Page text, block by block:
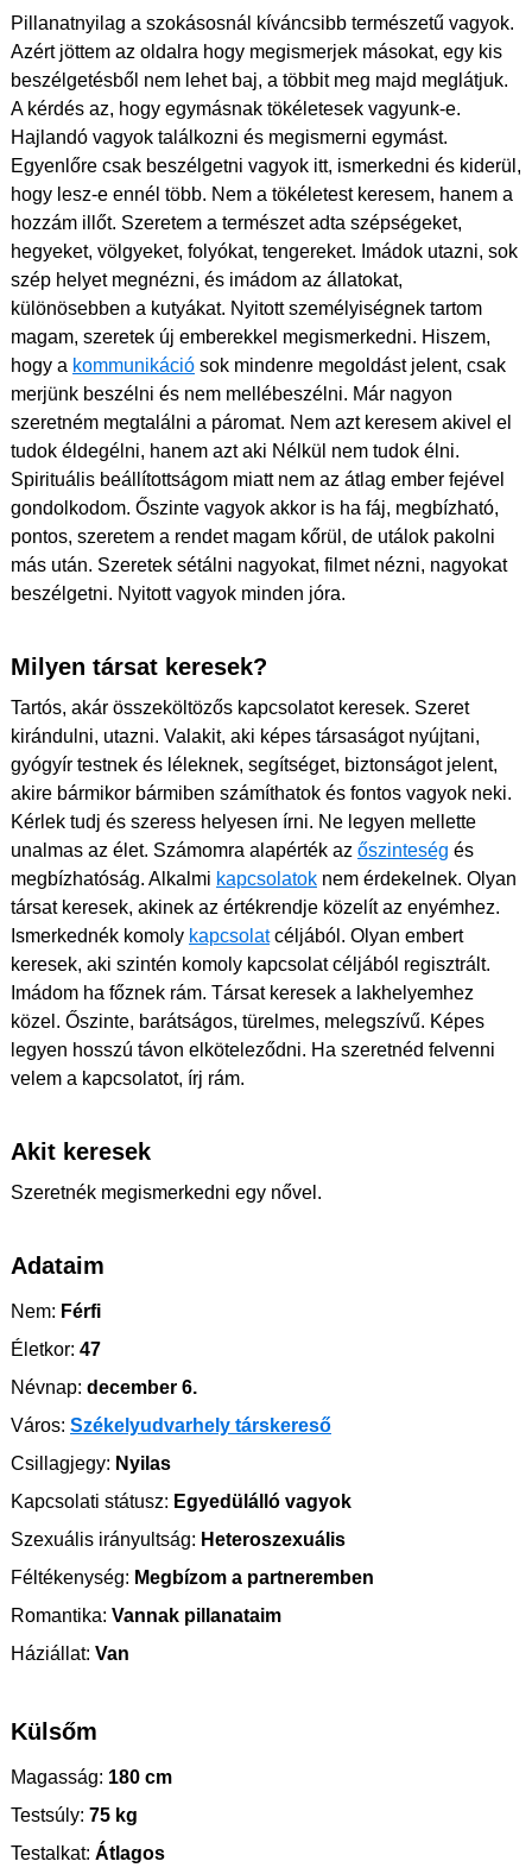
Pillanatnyilag a szokásosnál kíváncsibb természetű vagyok.
Azért jöttem az oldalra hogy megismerjek másokat, egy kis
beszélgetésből nem lehet baj, a többit meg majd meglátjuk.
A kérdés az, hogy egymásnak tökéletesek vagyunk-e.
Hajlandó vagyok találkozni és megismerni egymást.
Egyenlőre csak beszélgetni vagyok itt, ismerkedni és kiderül,
hogy lesz-e ennél több. Nem a tökéletest keresem, hanem a
hozzám illőt. Szeretem a természet adta szépségeket,
hegyeket, völgyeket, folyókat, tengereket. Imádok utazni, sok
szép helyet megnézni, és imádom az állatokat,
különösebben a kutyákat. Nyitott személyiségnek tartom
magam, szeretek új emberekkel megismerkedni. Hiszem,
hogy a kommunikáció sok mindenre megoldást jelent, csak
merjünk beszélni és nem mellébeszélni. Már nagyon
szeretném megtalálni a páromat. Nem azt keresem akivel el
tudok éldegélni, hanem azt aki Nélkül nem tudok élni.
Spirituális beállítottságom miatt nem az átlag ember fejével
gondolkodom. Őszinte vagyok akkor is ha fáj, megbízható,
pontos, szeretem a rendet magam kőrül, de utálok pakolni
más után. Szeretek sétálni nagyokat, filmet nézni, nagyokat
beszélgetni. Nyitott vagyok minden jóra.
Milyen társat keresek?
Tartós, akár összeköltözős kapcsolatot keresek. Szeret
kirándulni, utazni. Valakit, aki képes társaságot nyújtani,
gyógyír testnek és léleknek, segítséget, biztonságot jelent,
akire bármikor bármiben számíthatok és fontos vagyok neki.
Kérlek tudj és szeress helyesen írni. Ne legyen mellette
unalmas az élet. Számomra alapérték az őszinteség és
megbízhatóság. Alkalmi kapcsolatok nem érdekelnek. Olyan
társat keresek, akinek az értékrendje közelít az enyémhez.
Ismerkednék komoly kapcsolatcéljából. Olyan embert
keresek, aki szintén komoly kapcsolat céljából regisztrált.
Imádom ha főznek rám. Társat keresek a lakhelyemhez
közel. Őszinte, barátságos, türelmes, melegszívű. Képes
legyen hosszú távon elköteleződni. Ha szeretnéd felvenni
velem a kapcsolatot, írj rám.
Akit keresek
Szeretnék megismerkedni egy nővel.
Adataim
Nem: Férfi
Életkor: 47
Névnap: december 6.
Város: Székelyudvarhely társkereső
Csillagjegy: Nyilas
Kapcsolati státusz: Egyedülálló vagyok
Szexuális irányultság: Heteroszexuális
Féltékenység: Megbízom a partneremben
Romantika: Vannak pillanataim
Háziállat: Van
Külsőm
Magasság: 180 cm
Testsúly: 75 kg
Testalkat: Átlagos